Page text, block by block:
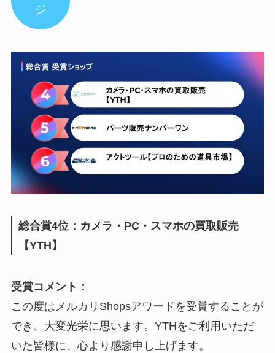
ジ
総合賞4位：カメラ・PC・スマホの買取販売
【YTH】
受賞コメント：
この度はメルカリShopsアワードを受賞することが
でき、大変光栄に思います。YTHをご利用いただ
いた皆様に、心より感謝申し上げます。